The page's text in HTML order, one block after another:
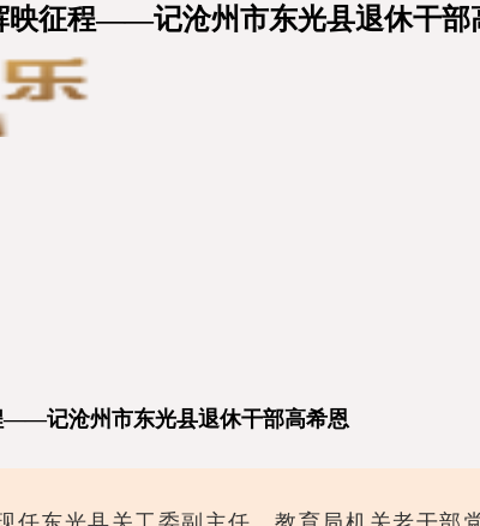
映征程——记沧州市东光县退休干部
——记沧州市东光县退休干部高希恩